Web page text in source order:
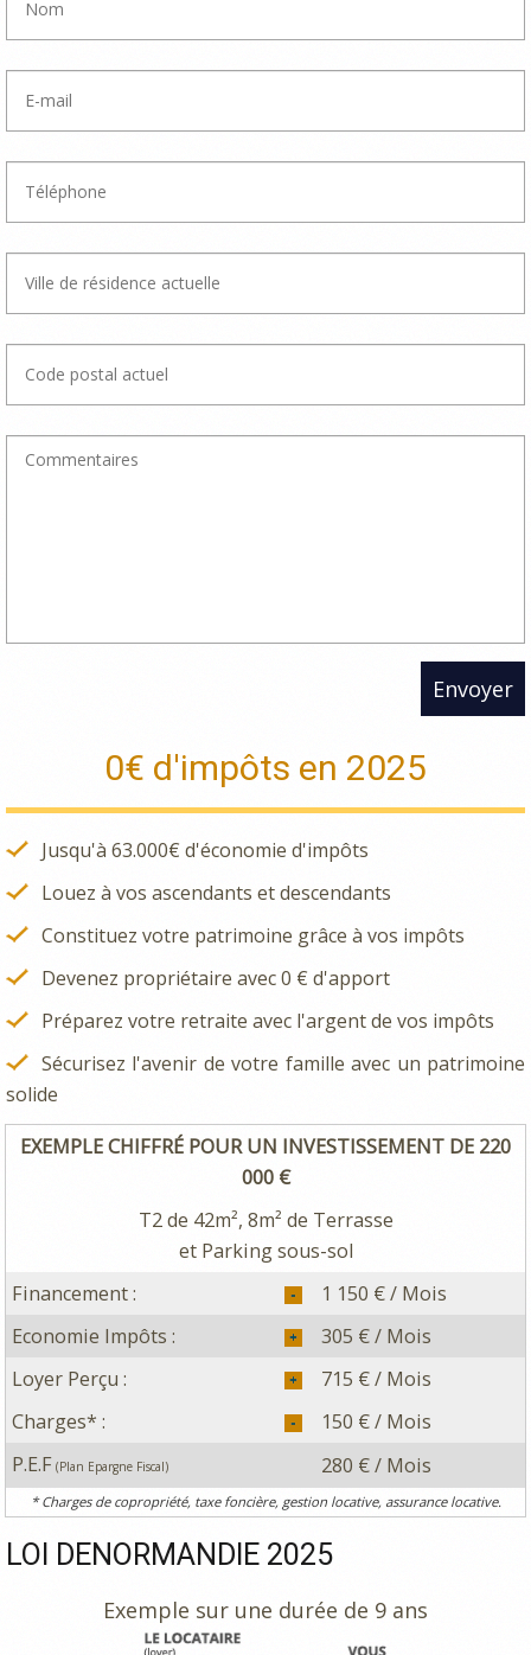
Envoyer
0€ d'impôts en 2025
Jusqu'à 63.000€ d'économie d'impôts
Louez à vos ascendants et descendants
Constituez votre patrimoine grâce à vos impôts
Devenez propriétaire avec 0 € d'apport
Préparez votre retraite avec l'argent de vos impôts
Sécurisez l'avenir de votre famille avec un patrimoine
solide
EXEMPLE CHIFFRÉ POUR UN INVESTISSEMENT DE 220
000 €
T2 de 42m², 8m² de Terrasse
et Parking sous-sol
Financement :
1 150 € / Mois
Economie Impôts :
305 € / Mois
Loyer Perçu :
715 € / Mois
Charges* :
150 € / Mois
P.E.F (Plan Epargne Fiscal) 280 € / Mois
* Charges de copropriété, taxe foncière, gestion locative, assurance locative.
LOI DENORMANDIE 2025
Exemple sur une durée de 9 ans